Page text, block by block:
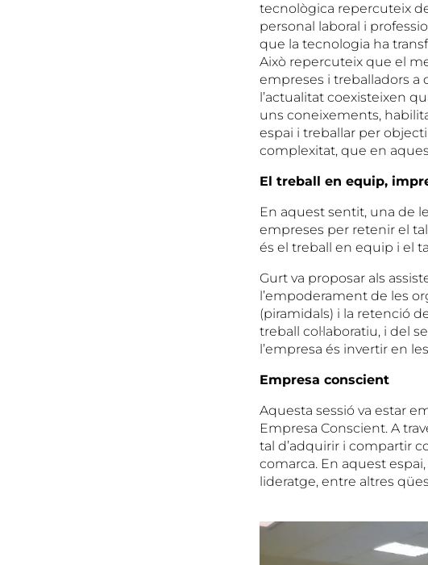
tecnològica repercuteix
personal laboral i
que la tecnologia ha
Això repercuteix que el
empreses i treballadors a
l’actualitat coexisteixen
uns coneixements,
espai i treballar per
complexitat, que en
El treball en equip,
En aquest sentit, una de
empreses per retenir el
és el treball en equip i el
Gurt va proposar als
l’empoderament de les
(piramidals) i la retenció
treball col·laboratiu, i del
l’empresa és invertir en
Empresa conscient
Aquesta sessió va estar
Empresa Conscient. A
tal d’adquirir i compartir
comarca. En aquest
lideratge, entre altres